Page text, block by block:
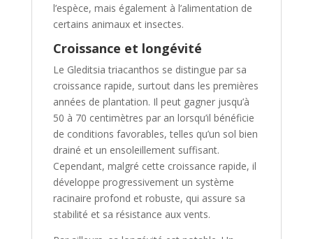
l’espèce, mais également à l’alimentation de
certains animaux et insectes.
Croissance et longévité
Le Gleditsia triacanthos se distingue par sa
croissance rapide, surtout dans les premières
années de plantation. Il peut gagner jusqu’à
50 à 70 centimètres par an lorsqu’il bénéficie
de conditions favorables, telles qu’un sol bien
drainé et un ensoleillement suffisant.
Cependant, malgré cette croissance rapide, il
développe progressivement un système
racinaire profond et robuste, qui assure sa
stabilité et sa résistance aux vents.